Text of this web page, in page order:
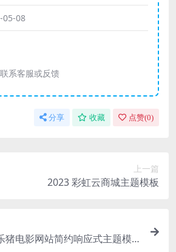
05-08
系客服或反馈
分享 收藏 点赞(0)
上一篇
2023 彩虹云商城主题模板
猪电影网站简约响应式主题模